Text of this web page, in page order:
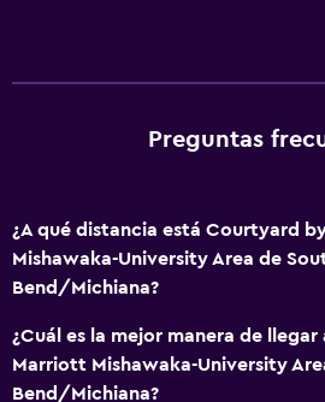
Preguntas
¿A qué distancia está Courtyard
Mishawaka-University Area de
Bend/Michiana?
¿Cuál es la mejor manera de
Marriott Mishawaka-University
Bend/Michiana?